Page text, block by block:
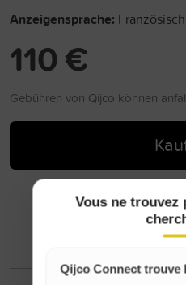
Anzeigensprache: Französisch
110 €
Gebühren von Qijco können
Vous ne trouvez
Qijco Connect trouve